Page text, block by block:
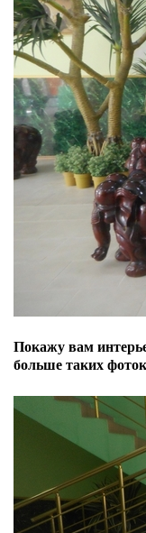
Покажу вам
больше таких